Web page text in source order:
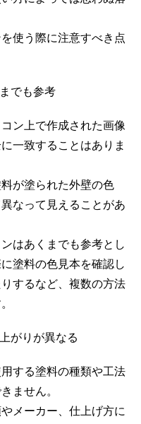
使う際に注意すべき点
でも参考
ン上で作成された画像
一致することはありま
が塗られた外壁の色
なって見えることがあ
はあくまでも参考とし
塗料の色見本を確認し
するなど、複数の方法
がりが異なる
する塗料の種類や工法
ません。
メーカー、仕上げ方に